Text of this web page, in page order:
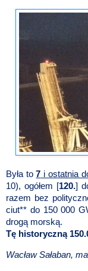
Była to7 i ostatnia
10), ogółem [120.]
razem bez
ciut** do 150 000
drogą morską.
Tę historyczną
Wacław Sałaban,